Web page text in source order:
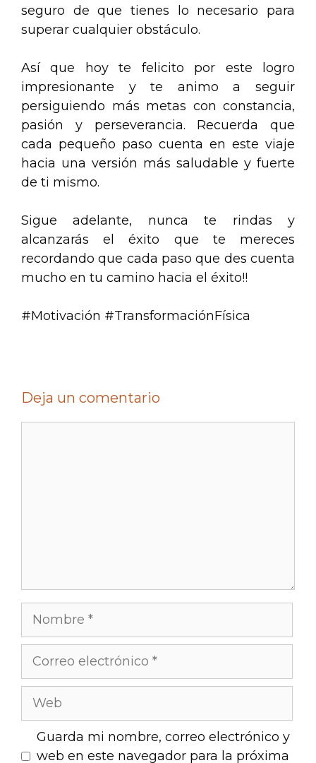
seguro de que tienes lo necesario para
superar cualquier obstáculo.
Así que hoy te felicito por este logro
impresionante y te animo a seguir
persiguiendo más metas con constancia,
pasión y perseverancia. Recuerda que
cada pequeño paso cuenta en este viaje
hacia una versión más saludable y fuerte
de ti mismo.
Sigue adelante, nunca te rindas y
alcanzarás el éxito que te mereces
recordando que cada paso que des cuenta
mucho en tu camino hacia el éxito!!
#Motivación #TransformaciónFísica
Deja un comentario
Guarda mi nombre, correo electrónico y
web en este navegador para la próxima